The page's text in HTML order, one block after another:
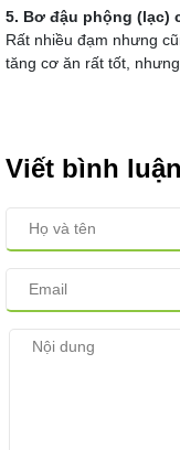
5. Bơ đậu phộng (lạc)
Rất nhiều đạm nhưng
tăng cơ ăn rất tốt,
Viết bình